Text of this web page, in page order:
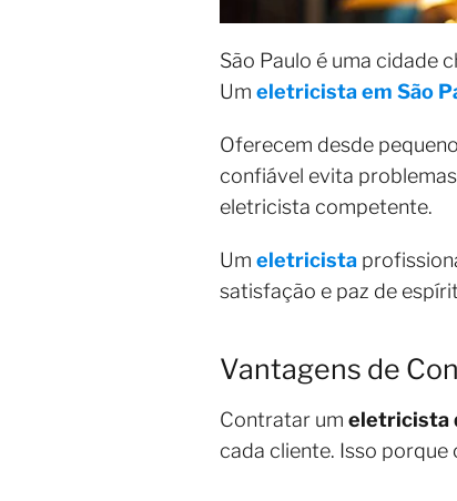
São Paulo é uma cidade
Um eletricista em São
Oferecem desde
confiável evita
eletricista competente.
Um eletricista
satisfação e paz de
Vantagens de
Contratar um eletricista
cada cliente. Isso